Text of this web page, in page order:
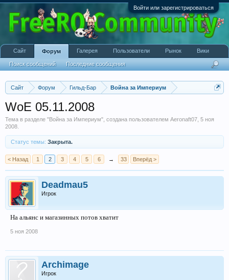
Войти или зарегистрироваться
Сайт Форум Гильд-Бар Война за Империум
WoE 05.11.2008
Тема в разделе "Война за Империум", создана пользователем Aeronaft07 5 ноя
2008
Статус темы: Закрыта.
< Назад 1 2 3 4 5 6 → 33 Вперёд >
Deadmau5
Игрок
На альянс и магазинных потов хватит
5 ноя 2008
Archimage
Игрок
Сайт Форум
Поиск сообщений Последние сообщения
Галерея Пользователи Рынок Вики